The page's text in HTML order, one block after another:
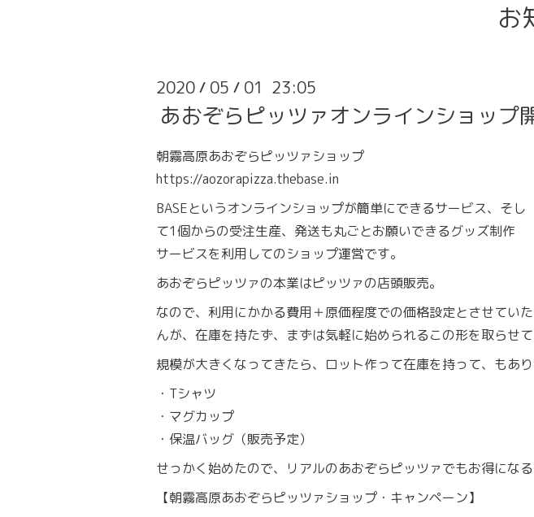
お
2020 / 05 / 01 23:05
あおぞらピッツァオンラインショップ
朝霧高原あおぞらピッツァショップ
https://aozorapizza.thebase.in
BASEというオンラインショップが簡単にできるサービス、そし
て1個からの受注生産、発送も丸ごとお願いできるグッズ制作
サービスを利用してのショップ運営です。
あおぞらピッツァの本業はピッツァの店頭販売。
なので、利用にかかる費用＋原価程度での価格設定とさせてい
んが、在庫を持たず、まずは気軽に始められるこの形を取らせて
規模が大きくなってきたら、ロット作って在庫を持って、もあ
・Tシャツ
・マグカップ
・保温バッグ（販売予定）
せっかく始めたので、リアルのあおぞらピッツァでもお得にな
【朝霧高原あおぞらピッツァショップ・キャンペーン】